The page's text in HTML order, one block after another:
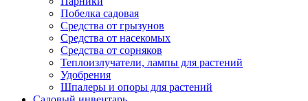
Побелка садовая
Средства от грызунов
Средства от насекомых
Средства от сорняков
Теплоизлучатели, лампы для растений
Удобрения
Шпалеры и опоры для растений